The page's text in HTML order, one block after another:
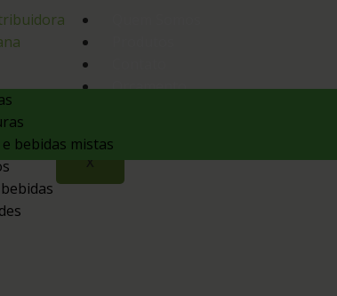
Orçamento
X
bebidas mistas